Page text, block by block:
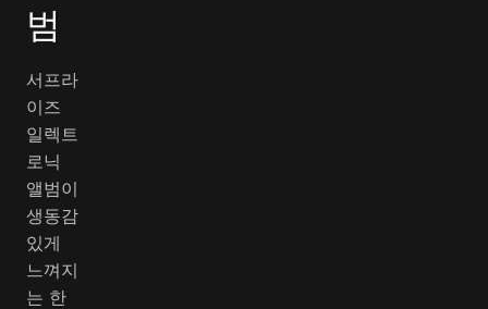
범
서프라
이즈
일렉트
로닉
앨범이
생동감
있게
느껴지
는 한